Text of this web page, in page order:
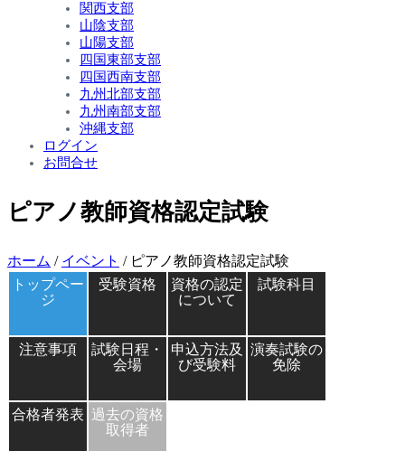
関西支部
山陰支部
山陽支部
四国東部支部
四国西南支部
九州北部支部
九州南部支部
沖縄支部
ログイン
お問合せ
ピアノ教師資格認定試験
ホーム / イベント / ピアノ教師資格認定試験
トップペー
ジ
受験資格
資格の認定
について
試験科目
注意事項
試験日程・
会場
申込方法及
び受験料
演奏試験の
免除
合格者発表 過去の資格
取得者